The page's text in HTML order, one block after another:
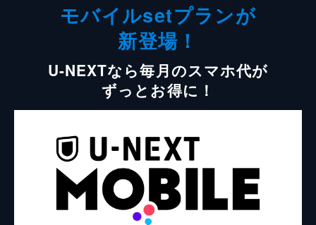
モバイルsetプランが
新登場！
U-NEXTなら毎月のスマホ代が
ずっとお得に！